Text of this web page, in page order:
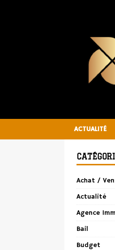
ACTUALITÉ
Achat /
Actualité
Agence
Bail
Budget